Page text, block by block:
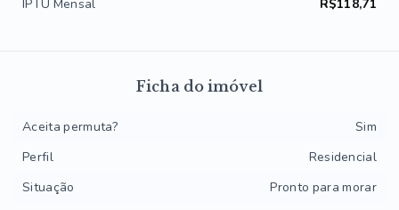
IPTU Mensal
R$118,71
Ficha do imóvel
Aceita permuta?
Sim
Perfil
Residencial
Situação
Pronto para morar